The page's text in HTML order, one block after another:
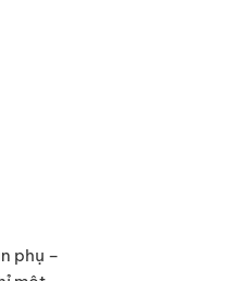
phụ –